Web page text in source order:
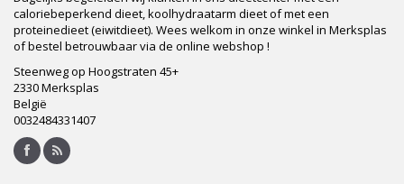
caloriebeperkend dieet, koolhydraatarm dieet of met een
proteinedieet (eiwitdieet). Wees welkom in onze winkel in Merksplas
of bestel betrouwbaar via de online webshop !
Steenweg op Hoogstraten 45+
2330 Merksplas
België
0032484331407